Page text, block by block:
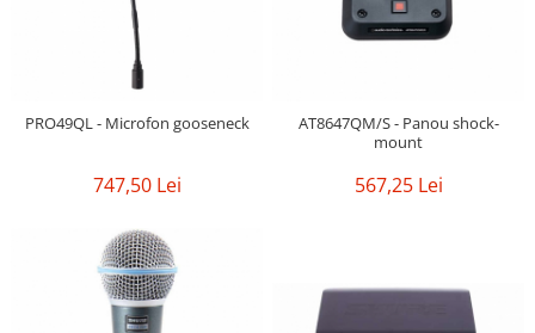
PRO49QL - Microfon gooseneck
747,50 Lei
AT8647QM/S - Panou shock-
mount
567,25 Lei